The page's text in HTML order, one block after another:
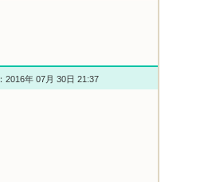
2016年 07月 30日 21:37